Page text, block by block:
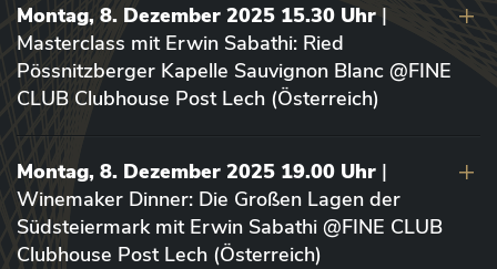
Montag, 8. Dezember 2025 15.30 Uhr |
Masterclass mit Erwin Sabathi: Ried
Pössnitzberger Kapelle Sauvignon Blanc @FINE
CLUB Clubhouse Post Lech (Österreich)
Montag, 8. Dezember 2025 19.00 Uhr |
Winemaker Dinner: Die Großen Lagen der
Südsteiermark mit Erwin Sabathi @FINE CLUB
Clubhouse Post Lech (Österreich)